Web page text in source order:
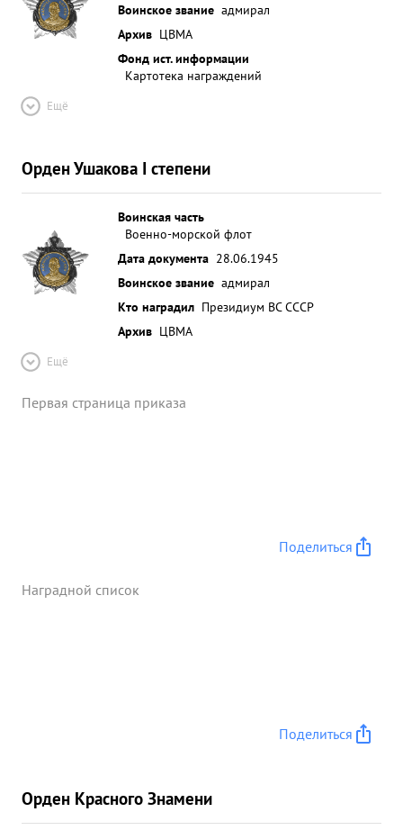
Воинское звание адмирал
Архив ЦВМА
Фонд ист. информации
Картотека награждений
Ещё
Орден Ушакова I степени
Воинская часть
Военно-морской флот
Дата документа 28.06.1945
Воинское звание адмирал
Кто наградил Президиум ВС СССР
Архив ЦВМА
Ещё
Первая страница приказа
Поделиться
Наградной список
Поделиться
Орден Красного Знамени